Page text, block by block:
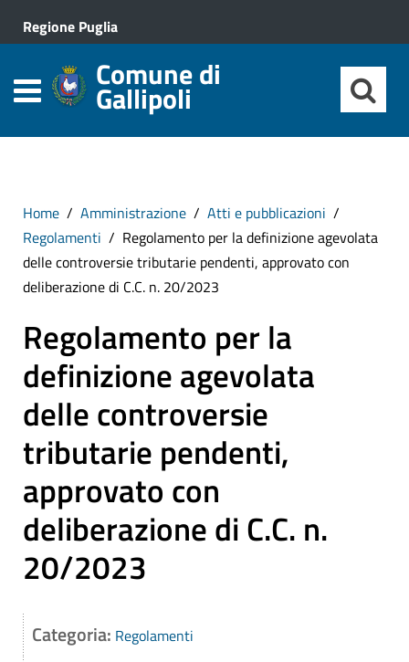
Regione Puglia
Comune di
Gallipoli
Home Amministrazione
Atti e pubblicazioni
Regolamenti
Regolamento per la definizione agevolata
delle controversie tributarie pendenti, approvato con
deliberazione di C.C. n. 20/2023
Regolamento per la
definizione agevolata
delle controversie
tributarie pendenti,
approvato con
deliberazione di C.C. n.
20/2023
Categoria: Regolamenti